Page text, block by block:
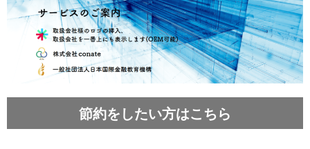
節約をしたい方はこちら